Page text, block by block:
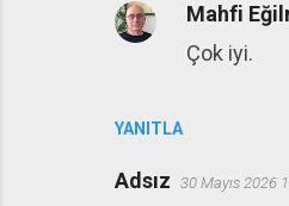
YANITLA
Mahfi
Çok iyi.
Adsız 30 Mayıs 2026